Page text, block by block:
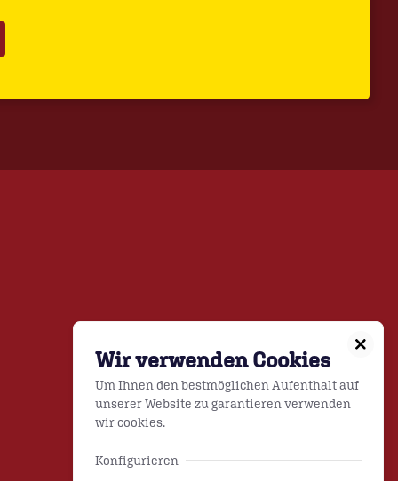
Wir verwenden Cookies
Um Ihnen den bestmöglichen Aufenthalt auf
unserer Website zu garantieren verwenden
wir cookies.
Konfigurieren